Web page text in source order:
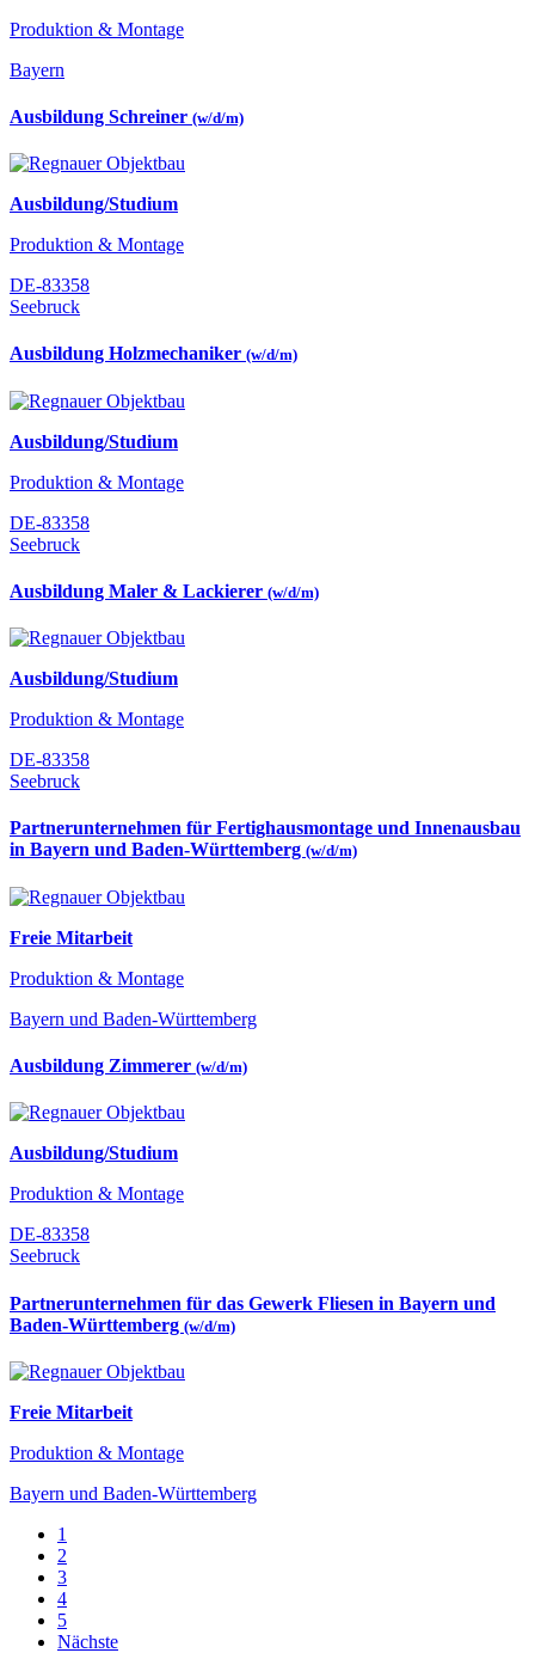
Produktion & Montage
Bayern
Ausbildung Schreiner (w/d/m)
Ausbildung/Studium
Produktion & Montage
DE-83358
Seebruck
Ausbildung Holzmechaniker (w/d/m)
Ausbildung/Studium
Produktion & Montage
DE-83358
Seebruck
Ausbildung Maler & Lackierer (w/d/m)
Ausbildung/Studium
Produktion & Montage
DE-83358
Seebruck
Partnerunternehmen für Fertighausmontage und Innenausbau
in Bayern und Baden-Württemberg (w/d/m)
Freie Mitarbeit
Produktion & Montage
Bayern und Baden-Württemberg
Ausbildung Zimmerer (w/d/m)
Ausbildung/Studium
Produktion & Montage
DE-83358
Seebruck
Partnerunternehmen für das Gewerk Fliesen in Bayern und
Baden-Württemberg (w/d/m)
Freie Mitarbeit
Produktion & Montage
Bayern und Baden-Württemberg
1
2
3
4
5
Nächste